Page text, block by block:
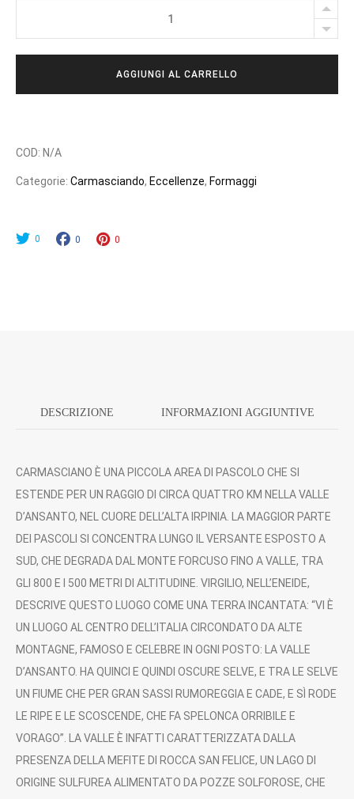
AGGIUNGI AL CARRELLO
COD: N/A
Categorie: Carmasciando, Eccellenze, Formaggi
0 0 0
DESCRIZIONE INFORMAZIONI AGGIUNTIVE
CARMASCIANO È UNA PICCOLA AREA DI PASCOLO CHE SI
ESTENDE PER UN RAGGIO DI CIRCA QUATTRO KM NELLA VALLE
D’ANSANTO, NEL CUORE DELL’ALTA IRPINIA. LA MAGGIOR PARTE
DEI PASCOLI SI CONCENTRA LUNGO IL VERSANTE ESPOSTO A
SUD, CHE DEGRADA DAL MONTE FORCUSO FINO A VALLE, TRA
GLI 800 E I 500 METRI DI ALTITUDINE. VIRGILIO, NELL’ENEIDE,
DESCRIVE QUESTO LUOGO COME UNA TERRA INCANTATA: “VI È
UN LUOGO AL CENTRO DELL’ITALIA CIRCONDATO DA ALTE
MONTAGNE, FAMOSO E CELEBRE IN OGNI POSTO: LA VALLE
D’ANSANTO. HA QUINCI E QUINDI OSCURE SELVE, E TRA LE SELVE
UN FIUME CHE PER GRAN SASSI RUMOREGGIA E CADE, E SÌ RODE
LE RIPE E LE SCOSCENDE, CHE FA SPELONCA ORRIBILE E
VORAGO”. LA VALLE È INFATTI CARATTERIZZATA DALLA
PRESENZA DELLA MEFITE DI ROCCA SAN FELICE, UN LAGO DI
ORIGINE SULFUREA ALIMENTATO DA POZZE SOLFOROSE, CHE